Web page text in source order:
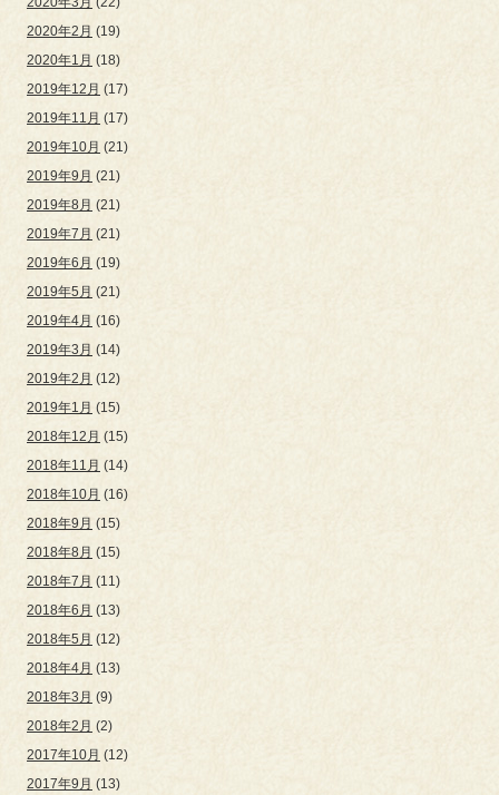
2020年2月 (19)
2020年1月 (18)
2019年12月 (17)
2019年11月 (17)
2019年10月 (21)
2019年9月 (21)
2019年8月 (21)
2019年7月 (21)
2019年6月 (19)
2019年5月 (21)
2019年4月 (16)
2019年3月 (14)
2019年2月 (12)
2019年1月 (15)
2018年12月 (15)
2018年11月 (14)
2018年10月 (16)
2018年9月 (15)
2018年8月 (15)
2018年7月 (11)
2018年6月 (13)
2018年5月 (12)
2018年4月 (13)
2018年3月 (9)
2018年2月 (2)
2017年10月 (12)
2017年9月 (13)